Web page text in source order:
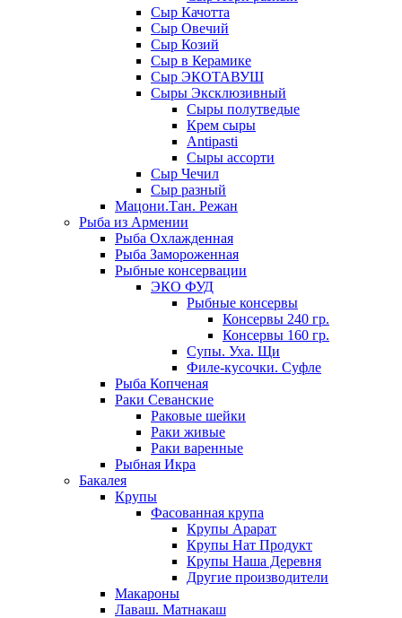
Сыр Качотта
Сыр Овечий
Сыр Козий
Сыр в Керамике
Сыр ЭКОТАВУШ
Сыры Эксклюзивный
Сыры полутведые
Крем сыры
Antipasti
Сыры ассорти
Сыр Чечил
Сыр разный
Мацони.Тан. Режан
Рыба из Армении
Рыба Охлажденная
Рыба Замороженная
Рыбные консервации
ЭКО ФУД
Рыбные консервы
Консервы 240 гр.
Консервы 160 гр.
Супы. Уха. Щи
Филе-кусочки. Суфле
Рыба Копченая
Раки Севанские
Раковые шейки
Раки живые
Раки варенные
Рыбная Икра
Бакалея
Крупы
Фасованная крупа
Крупы Арарат
Крупы Нат Продукт
Крупы Наша Деревня
Другие производители
Макароны
Лаваш. Матнакаш